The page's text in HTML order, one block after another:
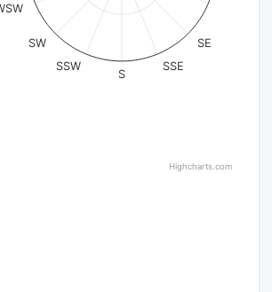
SE
SSE
S
SSW
SW
Highcharts.com